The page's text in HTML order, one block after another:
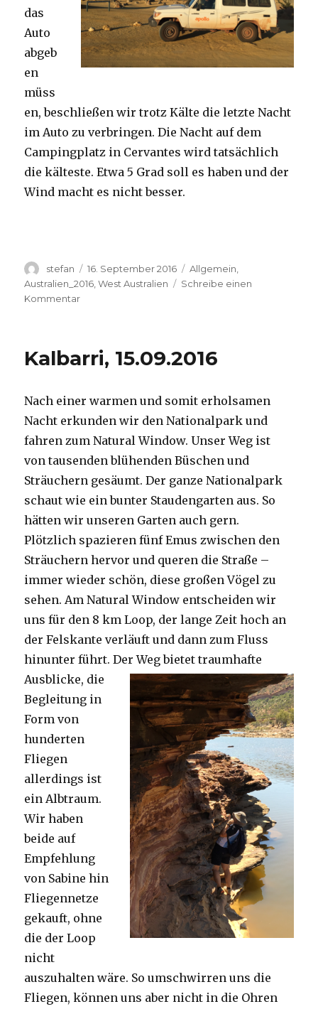
das
Auto
abgeb
en
müss
en, beschließen wir trotz Kälte die letzte Nacht
im Auto zu verbringen. Die Nacht auf dem
Campingplatz in Cervantes wird tatsächlich
die kälteste. Etwa 5 Grad soll es haben und der
Wind macht es nicht besser.
Autor
stefan
Veröffentlicht
am
16. September 2016 Kategorien
Allgemein
Australien_2016 ,West Australien
Schreibe einen
Kommentarzu
Kalbarri, 15.09.2016
Nach einer warmen und somit erholsamen
Nacht erkunden wir den Nationalpark und
fahren zum Natural Window. Unser Weg ist
von tausenden blühenden Büschen und
Sträuchern gesäumt. Der ganze Nationalpark
schaut wie ein bunter Staudengarten aus. So
hätten wir unseren Garten auch gern.
Plötzlich spazieren fünf Emus zwischen den
Sträuchern hervor und queren die Straße –
immer wieder schön, diese großen Vögel zu
sehen. Am Natural Window entscheiden wir
uns für den 8 km Loop, der lange Zeit hoch an
der Felskante verläuft und dann zum Fluss
hinunter führt. Der Weg bietet traumhafte
Ausblicke, die
Begleitung in
Form von
hunderten
Fliegen
allerdings ist
ein Albtraum.
Wir haben
beide auf
Empfehlung
von Sabine hin
Fliegennetze
gekauft, ohne
die der Loop
nicht
auszuhalten wäre. So umschwirren uns die
Fliegen, können uns aber nicht in die Ohren